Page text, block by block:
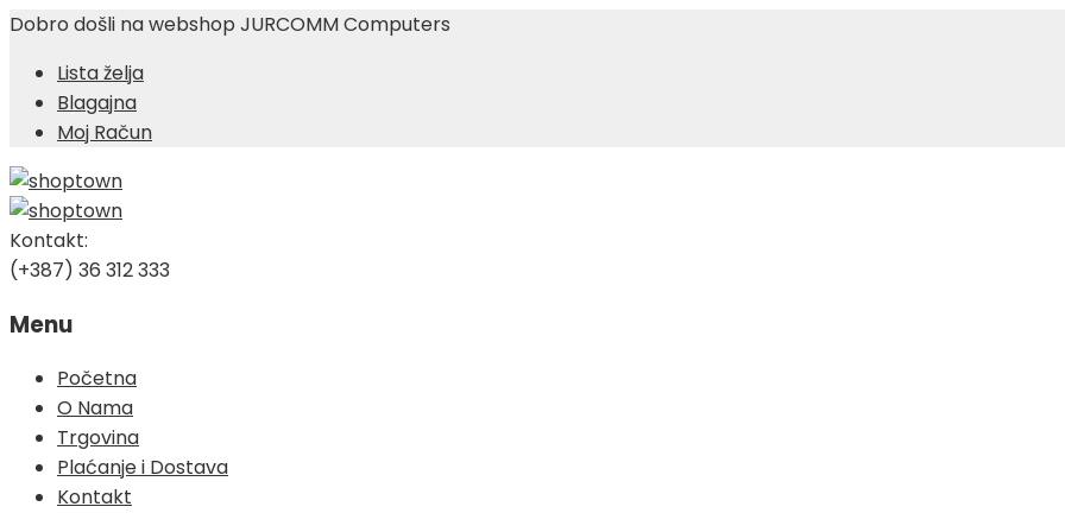
Dobro došli na webshop JURCOMM Computers
Lista želja
Blagajna
Moj Račun
Kontakt:
(+387) 36 312 333
Menu
Skip
content
Početna
O Nama
Trgovina
Plaćanje i Dostava
Kontakt